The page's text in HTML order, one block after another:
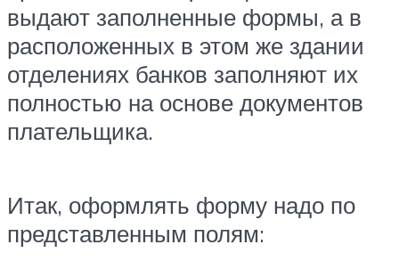
выдают заполненные формы, а в
расположенных в этом же здании
отделениях банков заполняют их
полностью на основе документов
плательщика.
Итак, оформлять форму надо по
представленным полям: